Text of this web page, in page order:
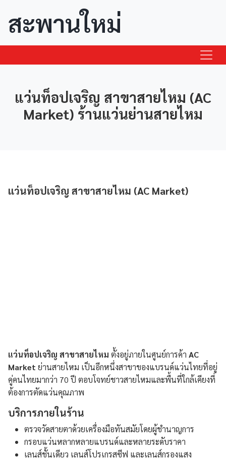
สะพานใหม่
แว่นท็อปเจริญ สาขาสายไหม (AC
Market) ร้านแว่นย่านสายไหม
แว่นท็อปเจริญ สาขาสายไหม (AC Market)
แว่นท็อปเจริญ สาขาสายไหม ตั้งอยู่ภายในศูนย์การค้า AC
Market ย่านสายไหม เป็นอีกหนึ่งสาขาของแบรนด์แว่นไทยที่อยู่
คู่คนไทยมากว่า 70 ปี ตอบโจทย์ชาวสายไหมและพื้นที่ใกล้เคียงที่
ต้องการตัดแว่นคุณภาพ
บริการภายในร้าน
ตรวจวัดสายตาด้วยเครื่องมือทันสมัยโดยผู้ชำนาญการ
กรอบแว่นหลากหลายแบรนด์และหลายระดับราคา
เลนส์ชั้นเดียว เลนส์โปรเกรสซีฟ และเลนส์กรองแสง